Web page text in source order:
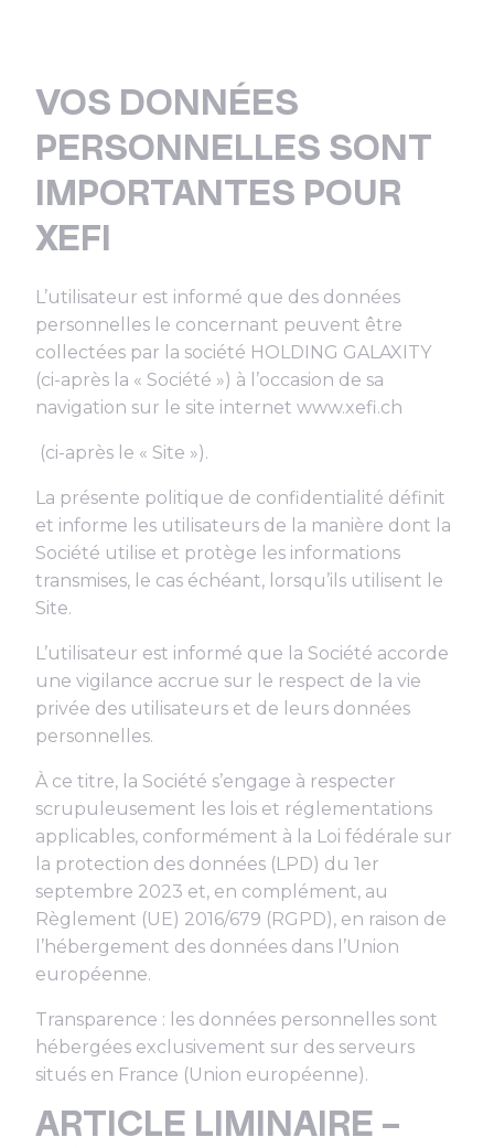
VOS DONNÉES
PERSONNELLES SONT
IMPORTANTES POUR
XEFI
L’utilisateur est informé que des données
personnelles le concernant peuvent être
collectées par la société HOLDING GALAXITY
(ci-après la « Société ») à l’occasion de sa
navigation sur le site internet www.xefi.ch
(ci-après le « Site »).
La présente politique de confidentialité définit
et informe les utilisateurs de la manière dont la
Société utilise et protège les informations
transmises, le cas échéant, lorsqu’ils utilisent le
Site.
L’utilisateur est informé que la Société accorde
une vigilance accrue sur le respect de la vie
privée des utilisateurs et de leurs données
personnelles.
À ce titre, la Société s’engage à respecter
scrupuleusement les lois et réglementations
applicables, conformément à la Loi fédérale sur
la protection des données (LPD) du 1er
septembre 2023 et, en complément, au
Règlement (UE) 2016/679 (RGPD), en raison de
l’hébergement des données dans l’Union
européenne.
Transparence : les données personnelles sont
hébergées exclusivement sur des serveurs
situés en France (Union européenne).
ARTICLE LIMINAIRE –